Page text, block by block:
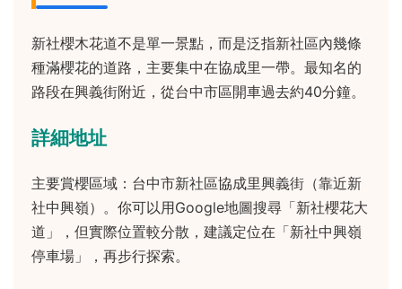
新社櫻木花道不是單一景點，而是泛指新社區內幾條
種滿櫻花的道路，主要集中在協成里一帶。最知名的
路段在興義街附近，從台中市區開車過去約40分鐘。
詳細地址
主要賞櫻區域：台中市新社區協成里興義街（靠近新
社中興嶺）。你可以用Google地圖搜尋「新社櫻花大
道」，但實際位置較分散，建議定位在「新社中興嶺
停車場」，再步行探索。